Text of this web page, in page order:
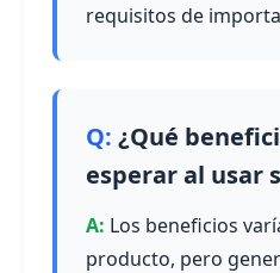
requisitos de
¿Qué
esperar al usar
Los beneficios
producto, pero